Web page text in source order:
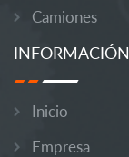
Camiones
INFORMACIÓN
Inicio
Empresa